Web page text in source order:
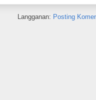
Langganan: Posting